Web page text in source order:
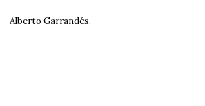
Alberto Garrandés.